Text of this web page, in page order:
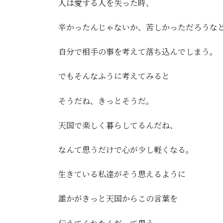
人は愛する人を失った時、
辛かったんじゃないか、苦しかっただろうな
自分で相手の事を考えて落ち込んでしまう。
でもそんなふうに考えてみると
そうだね、きっとそうだ。
天国で楽しく暮らしてるんだね、
なんて思うだけで心が少し軽くなる。
生きている私達がそう思えるように
誰かがきっと天国からこの言葉を